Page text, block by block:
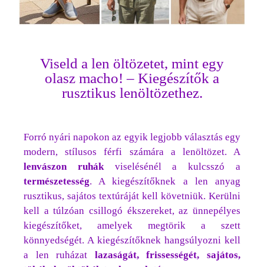
Viseld a len öltözetet, mint egy
olasz macho! – Kiegészítők a
rusztikus lenöltözethez.
Forró nyári napokon az egyik legjobb választás egy
modern, stílusos férfi számára a lenöltözet. A
lenvászon ruhákviselésénél a kulcsszó a
természetesség. A kiegészítőknek a len anyag
rusztikus, sajátos textúráját kell követniük. Kerülni
kell a túlzóan csillogó ékszereket, az ünnepélyes
kiegészítőket, amelyek megtörik a szett
könnyedségét. A kiegészítőknek hangsúlyozni kell
a len ruházat lazaságát, frissességét, sajátos,